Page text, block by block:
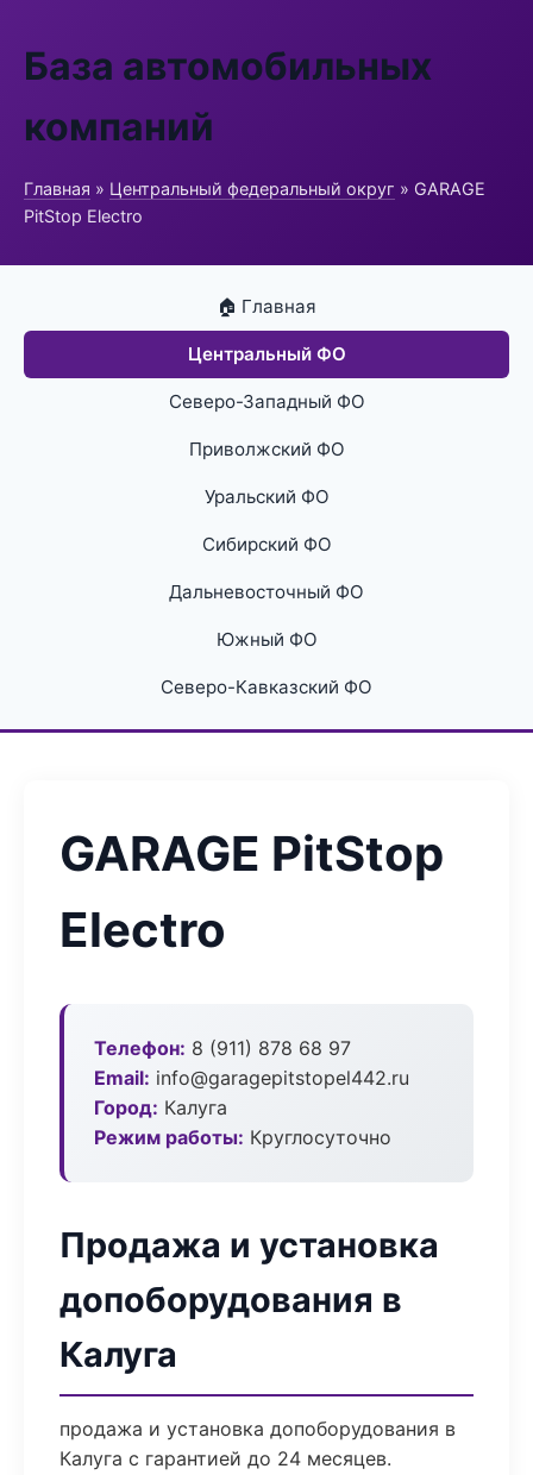
База автомобильных
компаний
Главная » Центральный федеральный округ » GARAGE
PitStop Electro
🏠 Главная
Центральный ФО
Северо-Западный ФО
Приволжский ФО
Уральский ФО
Сибирский ФО
Дальневосточный ФО
Южный ФО
Северо-Кавказский ФО
GARAGE PitStop
Electro
Телефон: 8 (911) 878 68 97
Email: info@garagepitstopel442.ru
Город: Калуга
Режим работы: Круглосуточно
Продажа и установка
допоборудования в
Калуга
продажа и установка допоборудования в
Калуга с гарантией до 24 месяцев.